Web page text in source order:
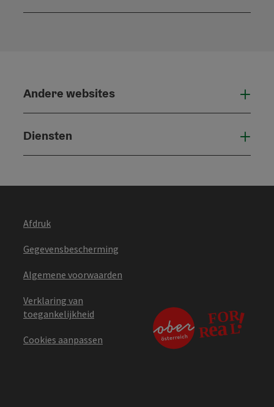
Andere websites
Diensten
Afdruk
Gegevensbescherming
Algemene voorwaarden
Verklaring van
toegankelijkheid
Cookies aanpassen